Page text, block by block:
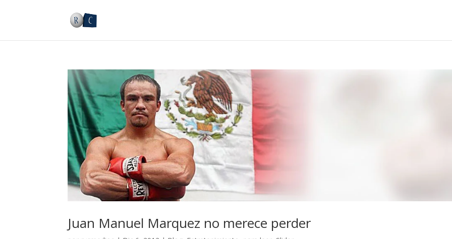
Juan Manuel Marquez no merece perder